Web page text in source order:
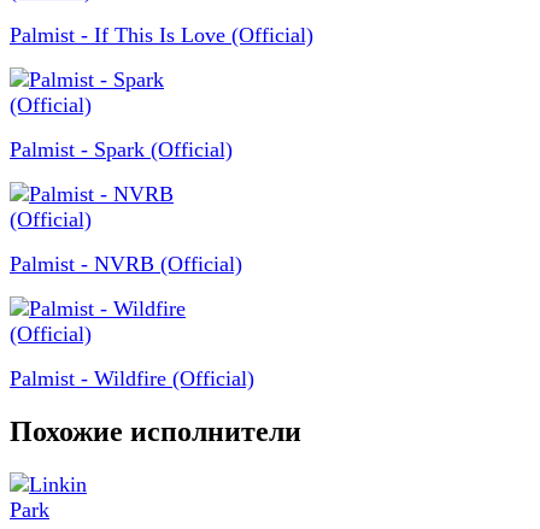
Palmist - If This Is Love (Official)
Palmist - Spark (Official)
Palmist - NVRB (Official)
Palmist - Wildfire (Official)
Похожие исполнители